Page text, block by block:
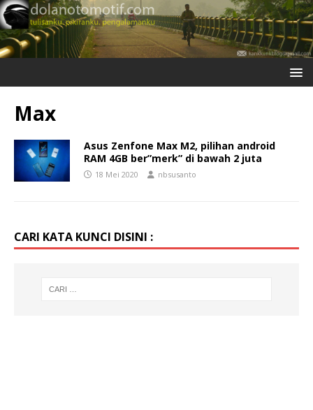
Max
Asus Zenfone Max M2, pilihan android
RAM 4GB ber”merk” di bawah 2 juta
18 Mei 2020 nbsusanto
CARI KATA KUNCI DISINI :